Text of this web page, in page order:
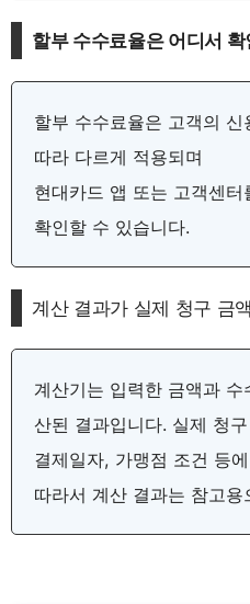
할부 수수료율은 어디서
할부 수수료율은 고객의
따라 다르게 적용되며
현대카드 앱 또는 고객센
확인할 수 있습니다.
계산 결과가 실제 청구 금
계산기는 입력한 금액과
산된 결과입니다. 실제 청
결제일자, 가맹점 조건 등
따라서 계산 결과는 참고